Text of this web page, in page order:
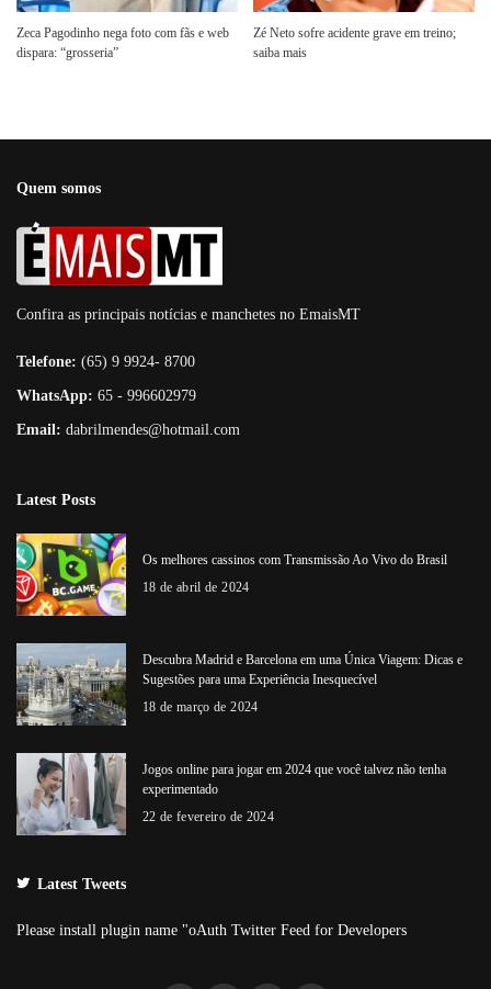
Zeca Pagodinho nega foto com fãs e web
dispara: “grosseria”
Zé Neto sofre acidente grave em treino;
saiba mais
Quem somos
Confira as principais notícias e manchetes no EmaisMT
Telefone: (65) 9 9924- 8700
WhatsApp: 65 - 996602979
Email: dabrilmendes@hotmail.com
Latest Posts
Os melhores cassinos com Transmissão Ao Vivo do Brasil
18 de abril de 2024
Descubra Madrid e Barcelona em uma Única Viagem: Dicas e
Sugestões para uma Experiência Inesquecível
18 de março de 2024
Jogos online para jogar em 2024 que você talvez não tenha
experimentado
22 de fevereiro de 2024
Latest Tweets
Please install plugin name "oAuth Twitter Feed for Developers